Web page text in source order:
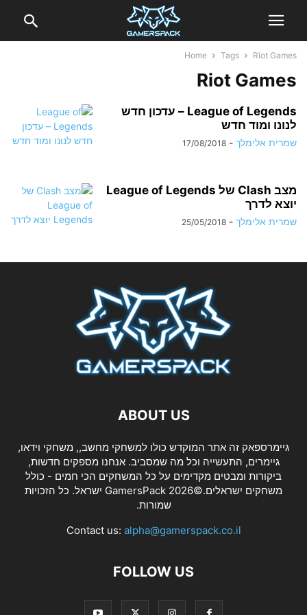
Home Tags Riot Games
Riot Games
League of Legends – עדכון חדש
לנונו ומוד חדש
שמרית אלימלך -
17/08/2018
מצב Clash של League of Legends
יוצא לדרך
שמרית אלימלך -
25/05/2018
ABOUT US
גיימרספאק זה אתר המוקדש כולו למשחקי מחשב,, משחקי וידאו,
גיימרים, התעשייה וכל מה שמסביב. אנחנו מספקים חדשות,
ביקורות ומבטים מקדימים על כל המשחקים הכי חמים - כולל
משחקים ישראלים.©2026 GamersPack ישראל. כל הזכויות
שמורות.
Contact us: alpha@gamerspack.co.il
FOLLOW US